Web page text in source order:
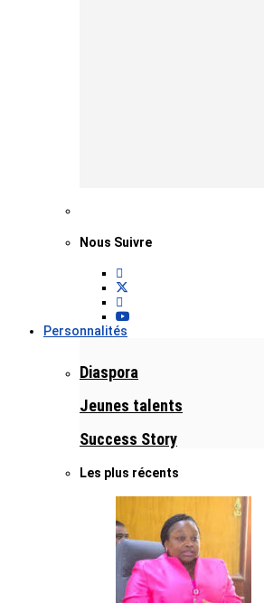
Nous Suivre
Personnalités
Diaspora
Jeunes talents
Success Story
Les plus récents